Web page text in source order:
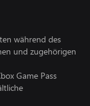
während des
und zugehörigen
Game Pass